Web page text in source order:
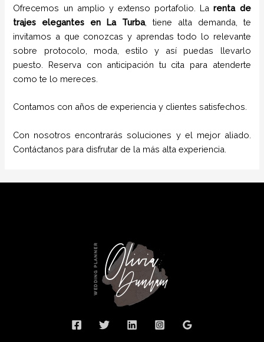
Ofrecemos un amplio y extenso portafolio. Larenta de
trajes elegantes
enLa Turba, tiene alta demanda, te
invitamos a que conozcas y aprendas todo lo relevante
sobre protocolo, moda, estilo y así puedas llevarlo
puesto. Reserva con anticipación tu cita para atenderte
como te lo mereces.
Contamos con años de experiencia y clientes satisfechos.
Con nosotros encontrarás soluciones y el mejor aliado.
Contáctanos para disfrutar de la más alta experiencia.